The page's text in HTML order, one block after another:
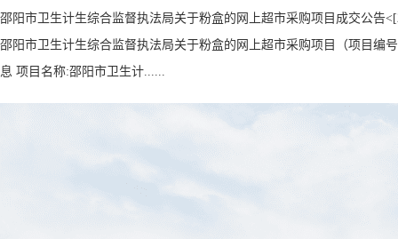
邵阳市卫生计生综合监督执法局关于粉盒的网上超市采购项目成交公告
邵阳市卫生计生综合监督执法局关于粉盒的网上超市采购项目（项目编
息 项目名称:邵阳市卫生计......